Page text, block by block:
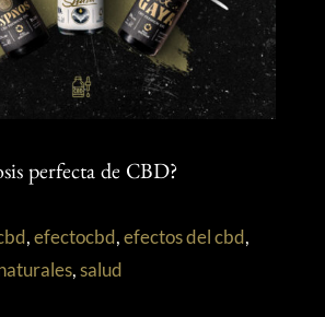
perfecta de CBD?
,efectocbd,efectos del cbd,
,salud